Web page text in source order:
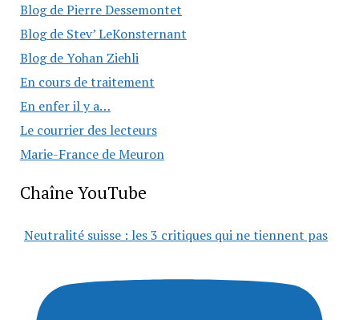
Blog de Pierre Dessemontet
Blog de Stev’ LeKonsternant
Blog de Yohan Ziehli
En cours de traitement
En enfer il y a…
Le courrier des lecteurs
Marie-France de Meuron
Chaîne YouTube
Neutralité suisse : les 3 critiques qui ne tiennent pas